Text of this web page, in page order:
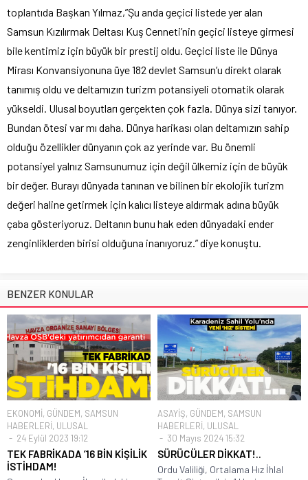
toplantıda Başkan Yılmaz,”Şu anda geçici listede yer alan
Samsun Kızılırmak Deltası Kuş Cenneti’nin geçici listeye girmesi
bile kentimiz için büyük bir prestij oldu. Geçici liste ile Dünya
Mirası Konvansiyonuna üye 182 devlet Samsun’u direkt olarak
tanımış oldu ve deltamızın turizm potansiyeli otomatik olarak
yükseldi. Ulusal boyutları gerçekten çok fazla. Dünya sizi tanıyor.
Bundan ötesi var mı daha. Dünya harikası olan deltamızın sahip
olduğu özellikler dünyanın çok az yerinde var. Bu önemli
potansiyel yalnız Samsunumuz için değil ülkemiz için de büyük
bir değer. Burayı dünyada tanınan ve bilinen bir ekolojik turizm
değeri haline getirmek için kalıcı listeye aldırmak adına büyük
çaba gösteriyoruz. Deltanın bunu hak eden dünyadaki ender
zenginliklerden birisi olduğuna inanıyoruz.” diye konuştu.
BENZER KONULAR
EKONOMİ, GÜNDEM, SAMSUN
HABERLERİ, ULUSAL
24 Eylül 2023 19:12
TEK FABRİKADA ’16 BİN KİŞİLİK
İSTİHDAM!
ASAYİŞ, GÜNDEM, SAMSUN
HABERLERİ, ULUSAL
30 Mayıs 2024 15:32
SÜRÜCÜLER DİKKAT!..
Ordu Valiliği, Ortalama Hız İhlal